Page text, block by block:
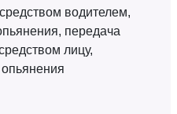
водителем,
передача
лицу,